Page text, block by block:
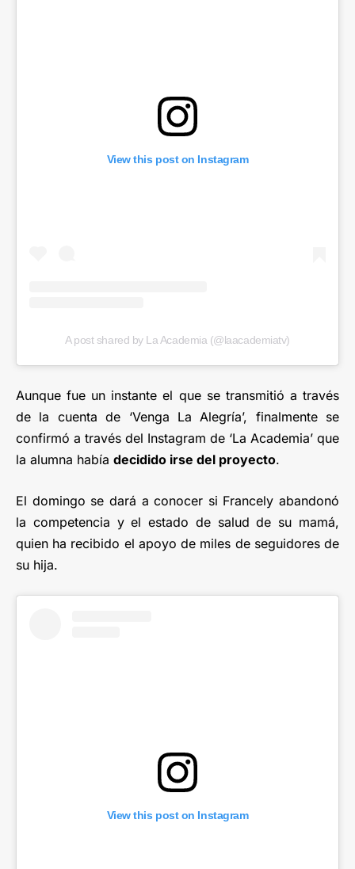
View this post on Instagram
A post shared by La Academia (@laacademiatv)
Aunque fue un instante el que se transmitió a través
de la cuenta de ‘Venga La Alegría’, finalmente se
confirmó a través del Instagram de ‘La Academia’ que
la alumna había decidido irse del proyecto.
El domingo se dará a conocer si Francely abandonó
la competencia y el estado de salud de su mamá,
quien ha recibido el apoyo de miles de seguidores de
su hija.
View this post on Instagram